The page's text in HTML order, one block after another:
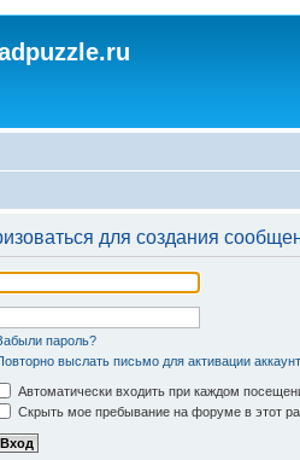
для создания
пароль?
выслать письмо для активации
Автоматически входить при каждом
Скрыть мое пребывание на форуме в этот